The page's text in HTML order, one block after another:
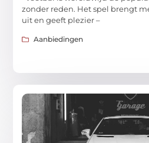
zonder reden. Het spel brengt
uit en geeft plezier –
Aanbiedingen